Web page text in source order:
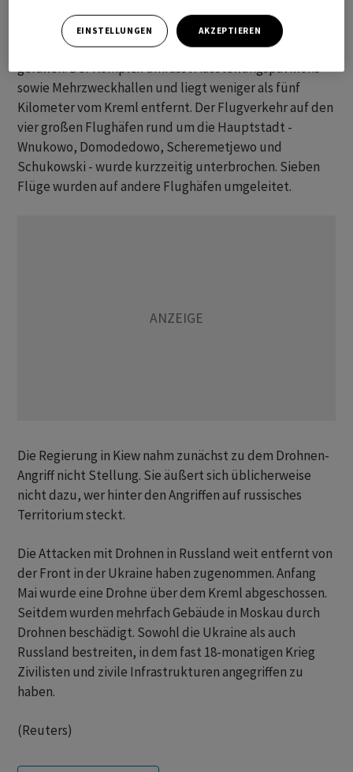
Den Angaben zufolge wurde die Drohne zerstört, ihre
Trümmer seien auf ein Gebäude im Expo Center
gefallen. Der Komplex umfasst Ausstellungspavillons
sowie Mehrzweckhallen und liegt weniger als fünf
Kilometer vom Kreml entfernt. Der Flugverkehr auf den
vier großen Flughäfen rund um die Hauptstadt -
Wnukowo, Domodedowo, Scheremetjewo und
Schukowski - wurde kurzzeitig unterbrochen. Sieben
Flüge wurden auf andere Flughäfen umgeleitet.
Die Regierung in Kiew nahm zunächst zu dem Drohnen-
Angriff nicht Stellung. Sie äußert sich üblicherweise
nicht dazu, wer hinter den Angriffen auf russisches
Territorium steckt.
Die Attacken mit Drohnen in Russland weit entfernt von
der Front in der Ukraine haben zugenommen. Anfang
Mai wurde eine Drohne über dem Kreml abgeschossen.
Seitdem wurden mehrfach Gebäude in Moskau durch
Drohnen beschädigt. Sowohl die Ukraine als auch
Russland bestreiten, in dem fast 18-monatigen Krieg
Zivilisten und zivile Infrastrukturen angegriffen zu
haben.
(Reuters)
EINSTELLUNGEN AKZEPTIEREN